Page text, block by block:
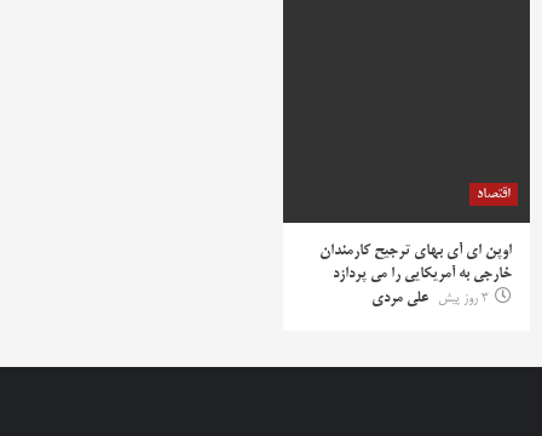
اقتصاد
اوپن ای آی بهای ترجیح کارمندان
خارجی به آمریکایی را می پردازد
3 روز پیش
علی مردی